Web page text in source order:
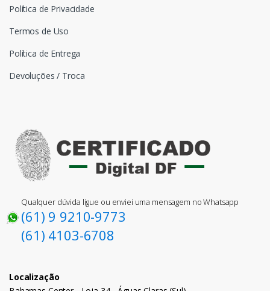
Política de Privacidade
Termos de Uso
Política de Entrega
Devoluções / Troca
Qualquer dúvida ligue ou enviei uma mensagem no Whatsapp
(61) 9 9210-9773
(61) 4103-6708
Localização